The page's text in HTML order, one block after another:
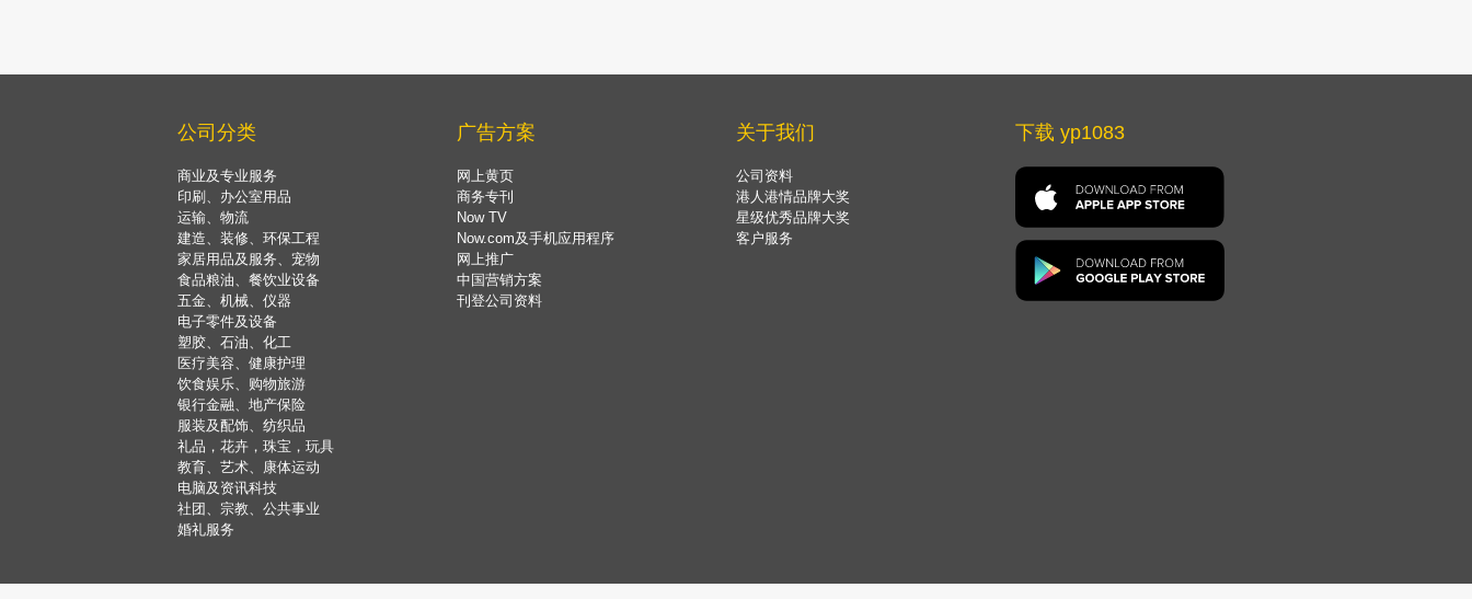
公司分类
商业及专业服务
印刷、办公室用品
运输、物流
建造、装修、环保工程
家居用品及服务、宠物
食品粮油、餐饮业设备
五金、机械、仪器
电子零件及设备
塑胶、石油、化工
医疗美容、健康护理
饮食娱乐、购物旅游
银行金融、地产保险
服装及配饰、纺织品
礼品，花卉，珠宝，玩具
教育、艺术、康体运动
电脑及资讯科技
社团、宗教、公共事业
婚礼服务
广告方案
网上黄页
商务专刊
Now TV
Now.com及手机应用程序
网上推广
中国营销方案
刊登公司资料
关于我们
公司资料
港人港情品牌大奖
星级优秀品牌大奖
客户服务
下载 yp1083